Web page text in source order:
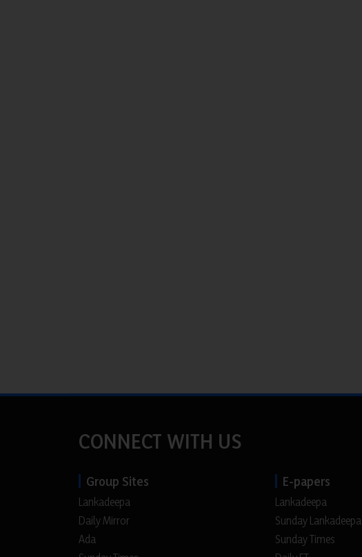
CONNECT WITH US
Group Sites
Lankadeepa
Daily Mirror
Ada
E-papers
Lankadeepa
Sunday Lankadeepa
Sunday Times